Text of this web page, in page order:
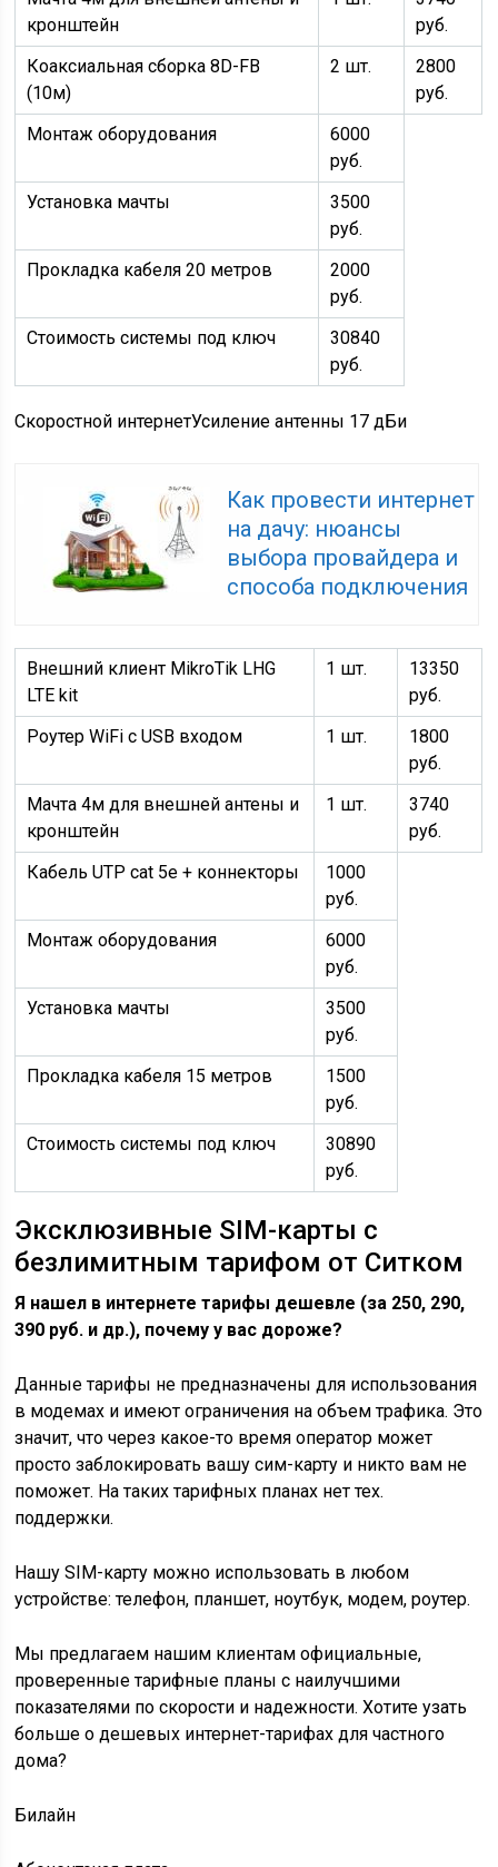
кронштейн
руб.
Коаксиальная сборка 8D-FB
(10м)
2 шт.
2800
руб.
Монтаж оборудования
6000
руб.
Установка мачты
3500
руб.
Прокладка кабеля 20 метров
2000
руб.
Стоимость системы под ключ
30840
руб.
Скоростной интернетУсиление антенны 17 дБи
Как провести интернет
на дачу: нюансы
выбора провайдера и
способа подключения
Внешний клиент MikroTik LHG
LTE kit
1 шт.
13350
руб.
Роутер WiFi с USB входом
1 шт.
1800
руб.
Мачта 4м для внешней антены и
кронштейн
1 шт.
3740
руб.
Кабель UTP cat 5e + коннекторы
1000
руб.
Монтаж оборудования
6000
руб.
Установка мачты
3500
руб.
Прокладка кабеля 15 метров
1500
руб.
Стоимость системы под ключ
30890
руб.
Эксклюзивные SIM-карты с
безлимитным тарифом от Ситком
Я нашел в интернете тарифы дешевле (за 250, 290,
390 руб. и др.), почему у вас дороже?
Данные тарифы не предназначены для использования
в модемах и имеют ограничения на объем трафика. Это
значит, что через какое-то время оператор может
просто заблокировать вашу сим-карту и никто вам не
поможет. На таких тарифных планах нет тех.
поддержки.
Нашу SIM-карту можно использовать в любом
устройстве: телефон, планшет, ноутбук, модем, роутер.
Мы предлагаем нашим клиентам официальные,
проверенные тарифные планы с наилучшими
показателями по скорости и надежности. Хотите узать
больше о дешевых интернет-тарифах для частного
дома?
Билайн